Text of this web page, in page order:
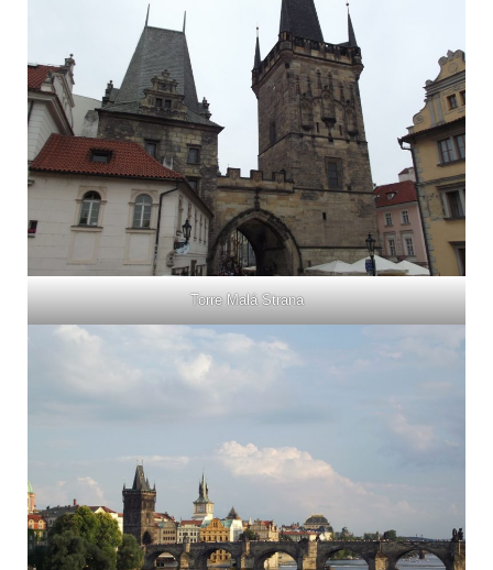
Torre Malá Strana